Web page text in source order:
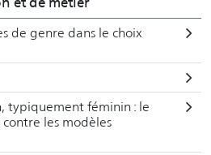
en matière d’égalité entre
le plan d'action de la Stratégie
et des villes ont aussi pu être
concerne les champs
et publique », « conciliation
».
d’action « violence de genre
de genre dans le choix
typiquement féminin : le
les modèles